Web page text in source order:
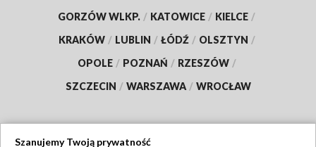
GORZÓW WLKP. / KATOWICE / KIELCE /
KRAKÓW / LUBLIN / ŁÓDŹ / OLSZTYN /
OPOLE / POZNAŃ / RZESZÓW /
SZCZECIN / WARSZAWA / WROCŁAW
Szanujemy Twoją prywatność